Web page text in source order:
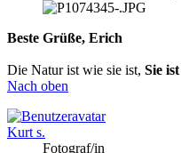
Beste Grüße, Erich
Die Natur ist wie sie ist, Sie
Nach oben
Kurt s.
Fotograf/in